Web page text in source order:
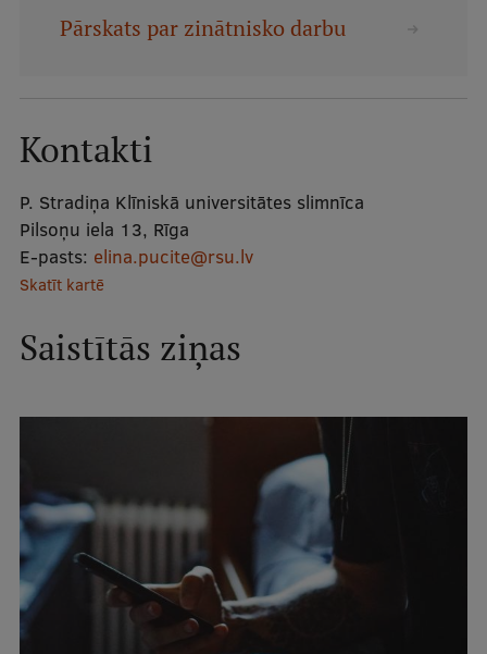
Mobile
Pamatstudiju programmas
Maģistra studiju programmas
Doktorantūra
Rezidentūra
Praktiska informācija
Studentu dzīve
Studiju norises vietas
Pārskats par zinātnisko darbu
Kontakti
P. Stradiņa Klīniskā universitātes slimnīca
Pilsoņu iela 13, Rīga
E-pasts: elina.pucite@rsu.lv
Skatīt kartē
Saistītās ziņas